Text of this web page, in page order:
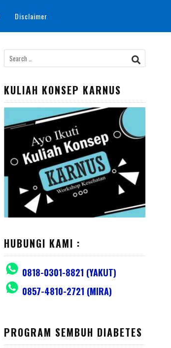
Disclaimer
Search
for:
KULIAH KONSEP KARNUS
HUBUNGI KAMI :
0818-0301-8821 (YAKUT)
0857-4810-2721 (MIRA)
PROGRAM SEMBUH DIABETES